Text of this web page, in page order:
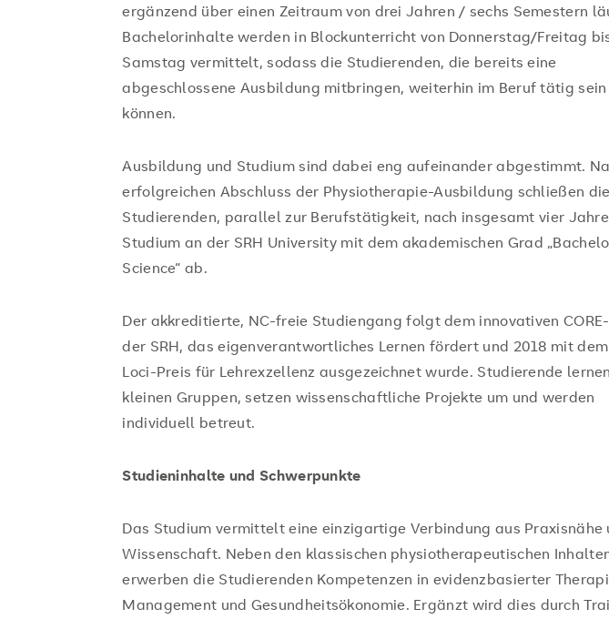
ergänzend über einen Zeitraum von drei Jahren / sechs Semestern
Bachelorinhalte werden in Blockunterricht von Donnerstag/Freitag
Samstag vermittelt, sodass die Studierenden, die bereits eine
abgeschlossene Ausbildung mitbringen, weiterhin im Beruf tätig sein
können.
Ausbildung und Studium sind dabei eng aufeinander abgestimmt.
erfolgreichen Abschluss der Physiotherapie-Ausbildung schließen die
Studierenden, parallel zur Berufstätigkeit, nach insgesamt vier
Studium an der SRH University mit dem akademischen Grad
Science“ ab.
Der akkreditierte, NC-freie Studiengang folgt dem innovativen
der SRH, das eigenverantwortliches Lernen fördert und 2018 mit
Loci-Preis für Lehrexzellenz ausgezeichnet wurde. Studierende
kleinen Gruppen, setzen wissenschaftliche Projekte um und werden
individuell betreut.
Studieninhalte und Schwerpunkte
Das Studium vermittelt eine einzigartige Verbindung aus Praxisnähe
Wissenschaft. Neben den klassischen physiotherapeutischen
erwerben die Studierenden Kompetenzen in evidenzbasierter
Management und Gesundheitsökonomie. Ergänzt wird dies durch